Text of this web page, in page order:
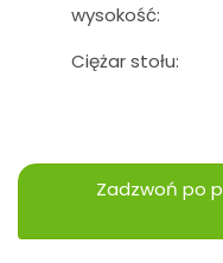
wysokość:
Ciężar stołu:
Zadzwoń po